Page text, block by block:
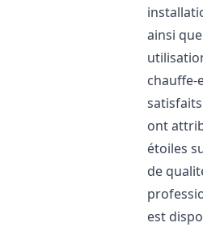
ainsi
chauffe-
ont
étoiles
de
est